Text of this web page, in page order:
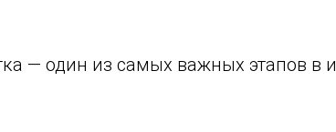
— один из самых важных этапов в